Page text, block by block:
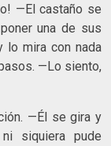
—El castaño se
una de sus
lo mira con nada
—Lo siento,
—Él se gira y
siquiera pude